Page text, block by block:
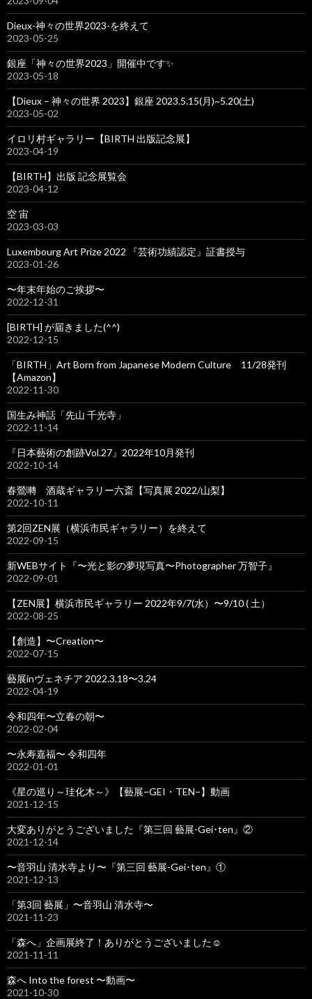
Dieux-神々の世界2023-を終えて
2023-05-25
銀座「神々の世界2023」開催中です✨
2023-05-18
【Dieux – 神々の世界 2023】銀座 2023.5.15(月)~5.20(土)
2023-05-02
イロリ村ギャラリー【BIRTH 出版記念展】
2023-04-19
【BIRTH】出版 記念展覧会
2023-04-12
空 宙
2023-03-03
Luxembourg Art Prize 2022 『芸術功績認定』証書授与
2023-01-26
〜年末年始のご挨拶〜
2022-12-31
[BIRTH] が届きました(^^)
2022-12-15
「BIRTH」Art Born from Japanese Modern Culture 11/28発刊
【Amazon】
2022-11-30
国生み神話「先山 千光寺」
2022-11-14
『日本藝術の創跡Vol.27』2022年10月発刊
2022-10-14
春鶯囀 酒蔵ギャラリー六斎【写真展 2022/山梨】
2022-10-11
第2回ZEN展（横浜市民ギャラリー）を終えて
2022-09-15
新WEBサイト『〜光と影の夢現写真〜Photographer 万智子』
2022-09-01
【ZEN展】横浜市民ギャラリー 2022年9/7(水）〜9/10 ( 土）
2022-08-25
【創造】〜Creation〜
2022-07-15
藝展inヴェネチア 2022.3.18〜3.24
2022-04-19
令和四年〜立春の朝〜
2022-02-04
〜永寿嘉福〜 令和四年
2022-01-01
《星の巡り～珪化木～》【藝展−GEI・TEN−】動画
2021-12-15
大変ありがとうございました『第三回 藝展-Gei･ten』②
2021-12-14
〜音羽山 清水寺より〜『第三回 藝展-Gei･ten』①
2021-12-13
「第3回 藝展」〜音羽山 清水寺〜
2021-11-23
「森へ」企画展終了！ありがとうございました☺️
2021-11-11
森へ Into the forest 〜動画〜
2021-10-30